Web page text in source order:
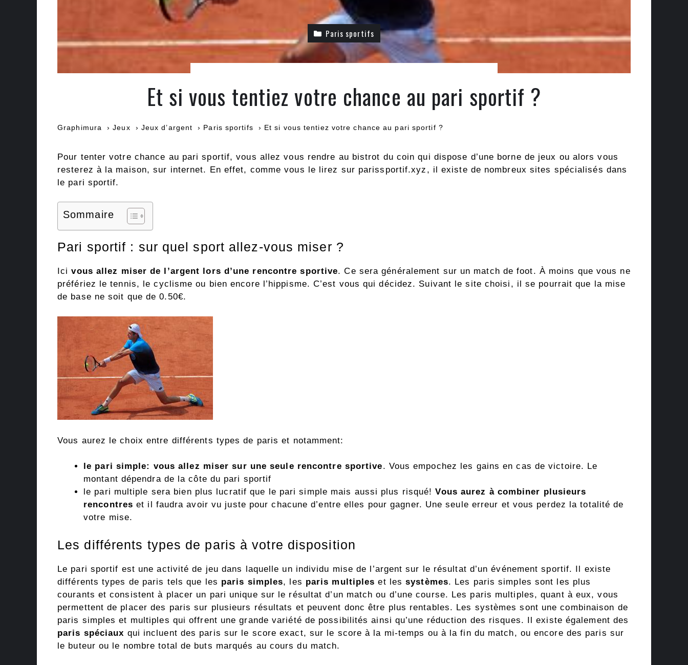
wp-
plugin.html
|
GeneratePress
Theme:
GeneratePress
Paris sportifs
Et si vous tentiez votre chance au pari sportif ?
Graphimura Jeux Jeux d’argent Paris sportifs Et si vous tentiez votre chance au pari sportif ?
Pour tenter votre chance au pari sportif, vous allez vous rendre au bistrot du coin qui dispose d’une borne de jeux ou alors vous
resterez à la maison, sur internet. En effet, comme vous le lirez sur parissportif.xyz, il existe de nombreux sites spécialisés dans
le pari sportif.
Sommaire
Pari sportif : sur quel sport allez-vous miser ?
Icivous allez miser de l’argent lors d’une rencontre sportive. Ce sera généralement sur un match de foot. À moins que vous ne
préfériez le tennis, le cyclisme ou bien encore l’hippisme. C’est vous qui décidez. Suivant le site choisi, il se pourrait que la mise
de base ne soit que de 0.50€.
Vous aurez le choix entre différents types de paris et notamment:
le pari simple: vous allez miser sur une seule rencontre sportive. Vous empochez les gains en cas de victoire. Le
montant dépendra de la côte du pari sportif
le pari multiple sera bien plus lucratif que le pari simple mais aussi plus risqué!Vous aurez à combiner plusieurs
rencontres et il faudra avoir vu juste pour chacune d’entre elles pour gagner. Une seule erreur et vous perdez la totalité de
votre mise.
Les différents types de paris à votre disposition
Le pari sportif est une activité de jeu dans laquelle un individu mise de l’argent sur le résultat d’un événement sportif. Il existe
différents types de paris tels que les paris simples, les paris multiples et lessystèmes. Les paris simples sont les plus
courants et consistent à placer un pari unique sur le résultat d’un match ou d’une course. Les paris multiples, quant à eux, vous
permettent de placer des paris sur plusieurs résultats et peuvent donc être plus rentables. Les systèmes sont une combinaison de
paris simples et multiples qui offrent une grande variété de possibilités ainsi qu’une réduction des risques. Il existe également des
paris spéciaux qui incluent des paris sur le score exact, sur le score à la mi-temps ou à la fin du match, ou encore des paris sur
le buteur ou le nombre total de buts marqués au cours du match.